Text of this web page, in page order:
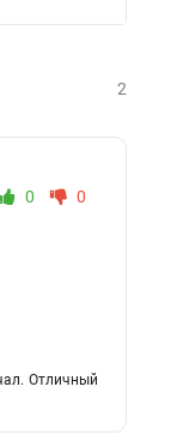
2
0
0
Отличный